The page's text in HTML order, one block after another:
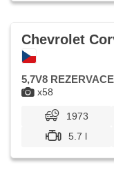
x58
Chevrolet
5,7V8 REZERVACE
1973
5.7 l